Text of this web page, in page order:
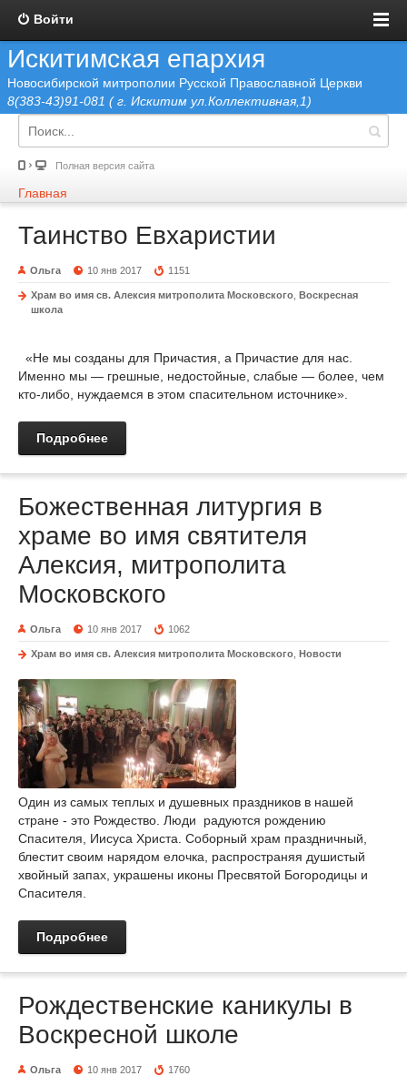
Войти
Искитимская епархия
Новосибирской митрополии Русской Православной Церкви
8(383-43)91-081 ( г. Искитим ул.Коллективная,1)
Полная версия сайта
Главная
Таинство Евхаристии
Ольга 10 янв 2017 1151
Храм во имя св. Алексия митрополита Московского Воскресная
школа
«Не мы созданы для Причастия, а Причастие для нас.
Именно мы — грешные, недостойные, слабые — более, чем
кто-либо, нуждаемся в этом спасительном источнике».
Подробнее
Божественная литургия в
храме во имя святителя
Алексия, митрополита
Московского
Ольга 10 янв 2017 1062
Храм во имя св. Алексия митрополита Московского Новости
Один из самых теплых и душевных праздников в нашей
стране - это Рождество. Люди радуются рождению
Спасителя, Иисуса Христа. Соборный храм праздничный,
блестит своим нарядом елочка, распространяя душистый
хвойный запах, украшены иконы Пресвятой Богородицы и
Спасителя.
Подробнее
Рождественские каникулы в
Воскресной школе
Ольга 10 янв 2017 1760